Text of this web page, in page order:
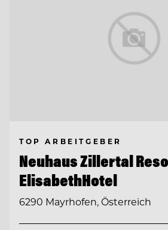
TOP ARBEITGEBER
Neuhaus Zillertal
ElisabethHotel
6290 Mayrhofen, Österreich